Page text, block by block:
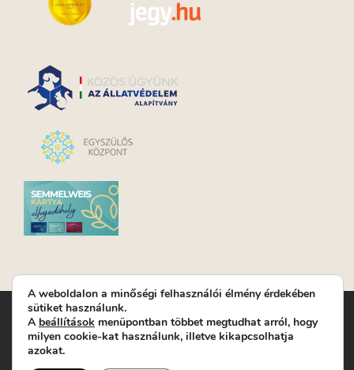
Turay Ida Színház Közhasznú Nonprofit Kft. | Működési
helyszín: Turay Ida Színház 1089 Budapest, Kálvária tér 6. |
Levelezési cím: 1089 Budapest, Kálvária tér 14. | Titkárság:
A weboldalon a minőségi felhasználói élmény érdekében
sütiket használunk.
A beállítások menüpontban többet megtudhat arról, hogy
milyen cookie-kat használunk, illetve kikapcsolhatja
azokat.